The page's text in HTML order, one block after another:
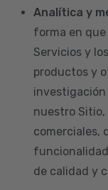
Analítica y
forma en
Servicios y
productos y
investigación
nuestro Sitio,
comerciales,
de calidad y